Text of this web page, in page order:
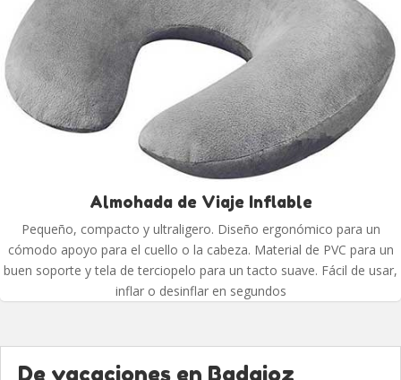
Almohada de Viaje Inflable
Pequeño, compacto y ultraligero. Diseño ergonómico para un
cómodo apoyo para el cuello o la cabeza. Material de PVC para un
buen soporte y tela de terciopelo para un tacto suave. Fácil de usar,
inflar o desinflar en segundos
De vacaciones en Badajoz